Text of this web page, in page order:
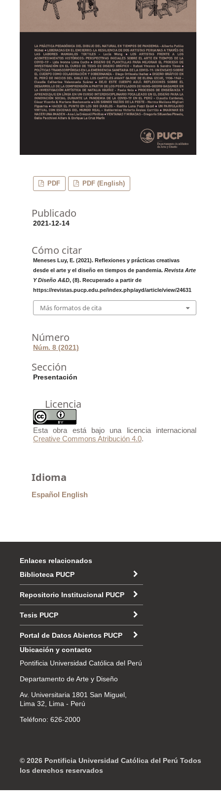
PDF PDF (English)
Publicado
2021-12-14
Cómo citar
Meneses Luy, E. (2021). Reflexiones y prácticas creativas
desde el arte y el diseño en tiempos de pandemia. Revista Arte
Y Diseño A&D, (8). Recuperado a partir de
https://revistas.pucp.edu.pe/index.php/ayd/article/view/24631
Más formatos de cita
Número
Núm. 8 (2021)
Sección
Presentación
Licencia
Esta obra está bajo una licencia internacional
Creative Commons Atribución 4.0.
Idioma
Español English
Enlaces relacionados
Biblioteca PUCP
Repositorio Institucional PUCP
Tesis PUCP
Portal de Datos Abiertos PUCP
Ubicación y contacto
Pontificia Universidad Católica del Perú
Departamento de Arte y Diseño
Av. Universitaria 1801 San Miguel,
Lima 32, Lima - Perú
Teléfono: 626-2000
© 2026 Pontificia Universidad Católica del Perú Todos
los derechos reservados